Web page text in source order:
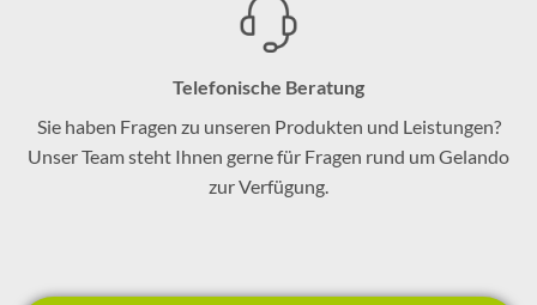
Telefonische Beratung
Sie haben Fragen zu unseren Produkten und Leistungen?
Unser Team steht Ihnen gerne für Fragen rund um Gelando
zur Verfügung.